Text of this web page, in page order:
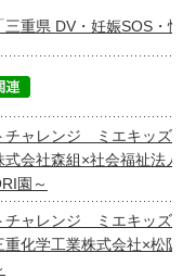
三重県 DV・妊娠SOS・
チャレンジ ミエキッズ
式会社森組×社会福祉法
園～
チャレンジ ミエキッズ
重化学工業株式会社×松